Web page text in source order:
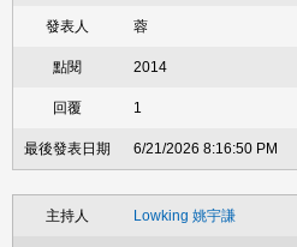
蓉
2014
1
6/21/2026 8:16:50 PM
Lowking 姚宇謙